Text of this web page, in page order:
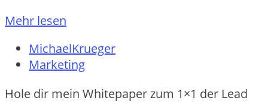
Mehr lesen
MichaelKrueger
Marketing
Hole dir mein Whitepaper zum 1×1 der Lead